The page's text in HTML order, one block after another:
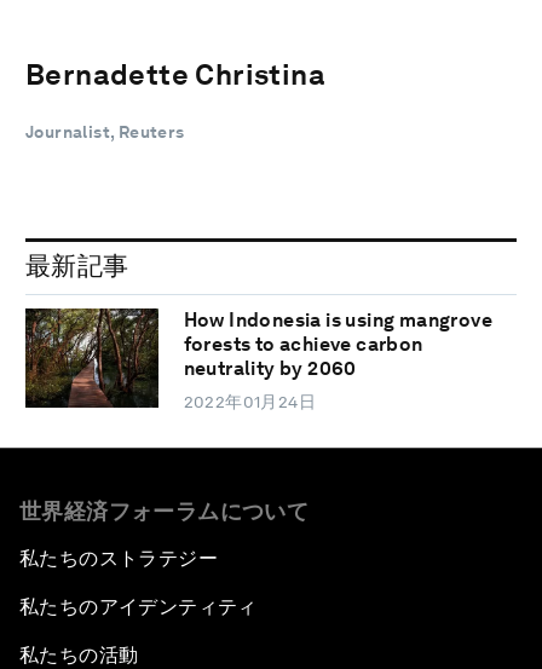
Bernadette Christina
Journalist, Reuters
最新記事
How Indonesia is using mangrove
forests to achieve carbon
neutrality by 2060
2022年01月24日
世界経済フォーラムについて
私たちのストラテジー
私たちのアイデンティティ
私たちの活動